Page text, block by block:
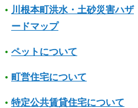
川根本町洪水・土砂災害ハザ
ードマップ
ペットについて
町営住宅について
特定公共賃貸住宅について